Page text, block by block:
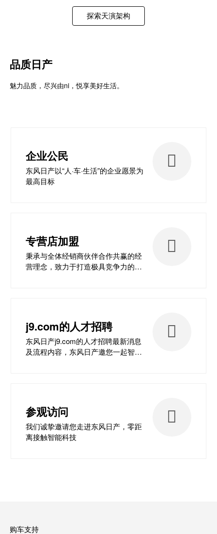
探索天演架构
品质日产
魅力品质，尽兴由ni，悦享美好生活。
企业公民
东风日产以“人·车·生活”的企业愿景为
最高目标
专营店加盟
秉承与全体经销商伙伴合作共赢的经
营理念，致力于打造极具竞争力的营
j9.com的人才招聘
东风日产j9.com的人才招聘最新消息
及流程内容，东风日产邀您一起智行
参观访问
我们诚挚邀请您走进东风日产，零距
离接触智能科技
购车支持